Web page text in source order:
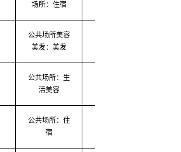
场所：住宿
公共场所美容
美发：美发
公共场所：生
活美容
公共场所：住
宿